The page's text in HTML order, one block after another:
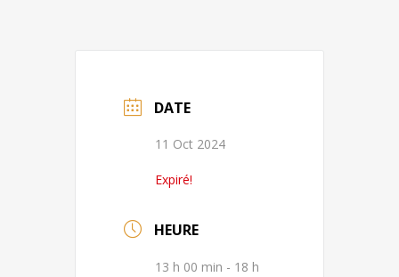
DATE
11 Oct 2024
Expiré!
HEURE
13 h 00 min - 18 h